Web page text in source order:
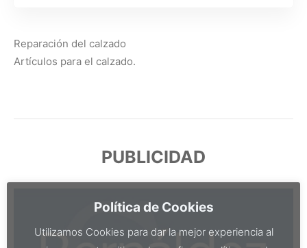
Reparación del calzado
Artículos para el calzado.
PUBLICIDAD
Política de Cookies
Utilizamos Cookies para dar la mejor experiencia al